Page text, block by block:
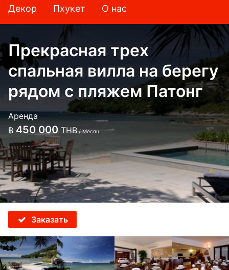
Декор Пхукет О нас
Прекрасная трех
спальная вилла на берегу
рядом с пляжем Патонг
Аренда
฿ 450 000 THB/ Месяц
Заказать